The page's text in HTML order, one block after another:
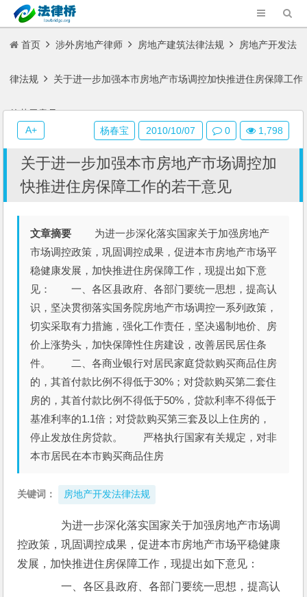
首页 涉外房地产律师 房地产建筑法律法规 房地产开发法
律法规 关于进一步加强本市房地产市场调控加快推进住房保障工作
的若干意见
关于进一步加强本市房地产市场调控加
快推进住房保障工作的若干意见
文章摘要 为进一步深化落实国家关于加强房地产
市场调控政策，巩固调控成果，促进本市房地产市场平
稳健康发展，加快推进住房保障工作，现提出如下意
见： 一、各区县政府、各部门要统一思想，提高认
识，坚决贯彻落实国务院房地产市场调控一系列政策，
切实采取有力措施，强化工作责任，坚决遏制地价、房
价上涨势头，加快保障性住房建设，改善居民居住条
件。 二、各商业银行对居民家庭贷款购买商品住房
的，其首付款比例不得低于30%；对贷款购买第二套住
房的，其首付款比例不得低于50%，贷款利率不得低于
基准利率的1.1倍；对贷款购买第三套及以上住房的，
停止发放住房贷款。 严格执行国家有关规定，对非
本市居民在本市购买商品住房
关键词： 房地产开发法律法规
为进一步深化落实国家关于加强房地产市场调
控政策，巩固调控成果，促进本市房地产市场平稳健康
发展，加快推进住房保障工作，现提出如下意见：
一、各区县政府、各部门要统一思想，提高认
杨春宝 2010/10/07 0 1,798
A+